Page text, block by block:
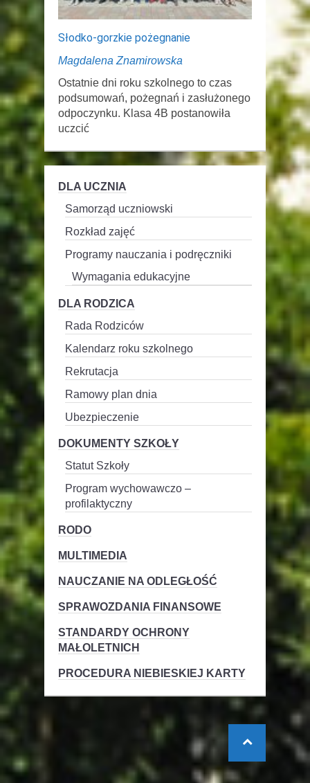
Słodko-gorzkie pożegnanie
Magdalena Znamirowska
Ostatnie dni roku szkolnego to czas
podsumowań, pożegnań i zasłużonego
odpoczynku. Klasa 4B postanowiła
uczcić
DLA UCZNIA
Samorząd uczniowski
Rozkład zajęć
Programy nauczania i podręczniki
Wymagania edukacyjne
DLA RODZICA
Rada Rodziców
Kalendarz roku szkolnego
Rekrutacja
Ramowy plan dnia
Ubezpieczenie
DOKUMENTY SZKOŁY
Statut Szkoły
Program wychowawczo –
profilaktyczny
RODO
MULTIMEDIA
NAUCZANIE NA ODLEGŁOŚĆ
SPRAWOZDANIA FINANSOWE
STANDARDY OCHRONY
MAŁOLETNICH
PROCEDURA NIEBIESKIEJ KARTY